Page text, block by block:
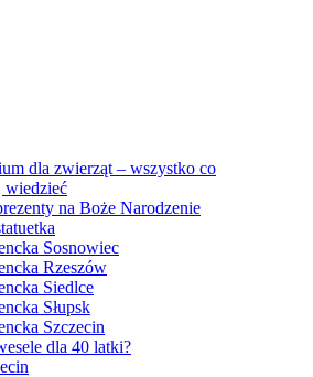
dla zwierząt – wszystko co
wiedzieć
na Boże Narodzenie
Sosnowiec
Rzeszów
Siedlce
Słupsk
Szczecin
dla 40 latki?